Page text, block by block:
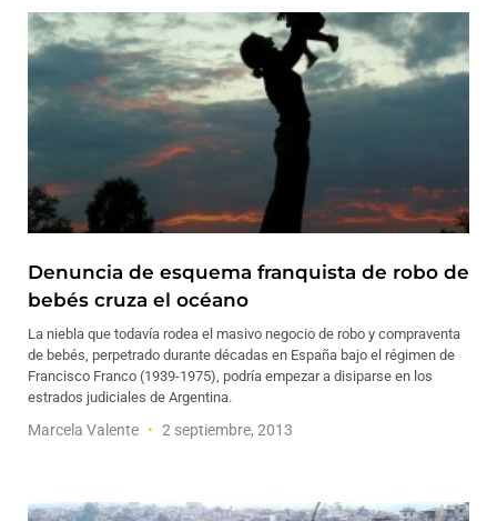
Denuncia de esquema franquista de robo de
bebés cruza el océano
La niebla que todavía rodea el masivo negocio de robo y compraventa
de bebés, perpetrado durante décadas en España bajo el régimen de
Francisco Franco (1939-1975), podría empezar a disiparse en los
estrados judiciales de Argentina.
Marcela Valente 2 septiembre, 2013